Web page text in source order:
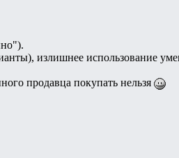
излишнее использование
продавца покупать нельзя